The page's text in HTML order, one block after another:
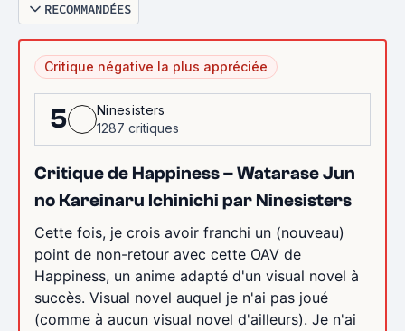
RECOMMANDÉES
Critique négative la plus appréciée
5
Ninesisters
1287 critiques
Critique de Happiness – Watarase Jun
no Kareinaru Ichinichi par Ninesisters
Cette fois, je crois avoir franchi un (nouveau)
point de non-retour avec cette OAV de
Happiness, un anime adapté d'un visual novel à
succès. Visual novel auquel je n'ai pas joué
(comme à aucun visual novel d'ailleurs). Je n'ai